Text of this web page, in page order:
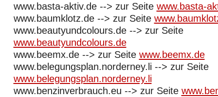
www.basta-aktiv.de --> zur Seite www.basta-
www.baumklotz.de --> zur Seite
www.beautyundcolours.de --> zur Seite
www.beautyundcolours.de
www.beemx.de --> zur Seite www.beemx.de
www.belegungsplan.norderney.li --> zur Seite
www.belegungsplan.norderney.li
www.benzinverbrauch.eu --> zur Seite